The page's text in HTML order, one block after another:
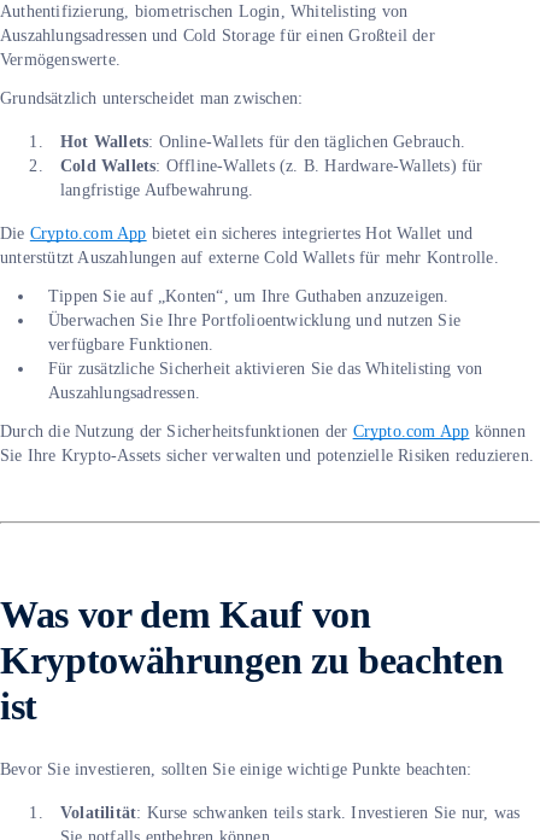
Authentifizierung, biometrischen Login, Whitelisting von
Auszahlungsadressen und Cold Storage für einen Großteil der
Vermögenswerte.
Grundsätzlich unterscheidet man zwischen:
Hot Wallets: Online-Wallets für den täglichen Gebrauch.
Cold Wallets: Offline-Wallets (z. B. Hardware-Wallets) für
langfristige Aufbewahrung.
Die Crypto.com App bietet ein sicheres integriertes Hot Wallet und
unterstützt Auszahlungen auf externe Cold Wallets für mehr Kontrolle.
Tippen Sie auf „Konten“, um Ihre Guthaben anzuzeigen.
Überwachen Sie Ihre Portfolioentwicklung und nutzen Sie
verfügbare Funktionen.
Für zusätzliche Sicherheit aktivieren Sie das Whitelisting von
Auszahlungsadressen.
Durch die Nutzung der Sicherheitsfunktionen der Crypto.com App können
Sie Ihre Krypto-Assets sicher verwalten und potenzielle Risiken reduzieren.
Was vor dem Kauf von
Kryptowährungen zu beachten
ist
Bevor Sie investieren, sollten Sie einige wichtige Punkte beachten:
Volatilität: Kurse schwanken teils stark. Investieren Sie nur, was